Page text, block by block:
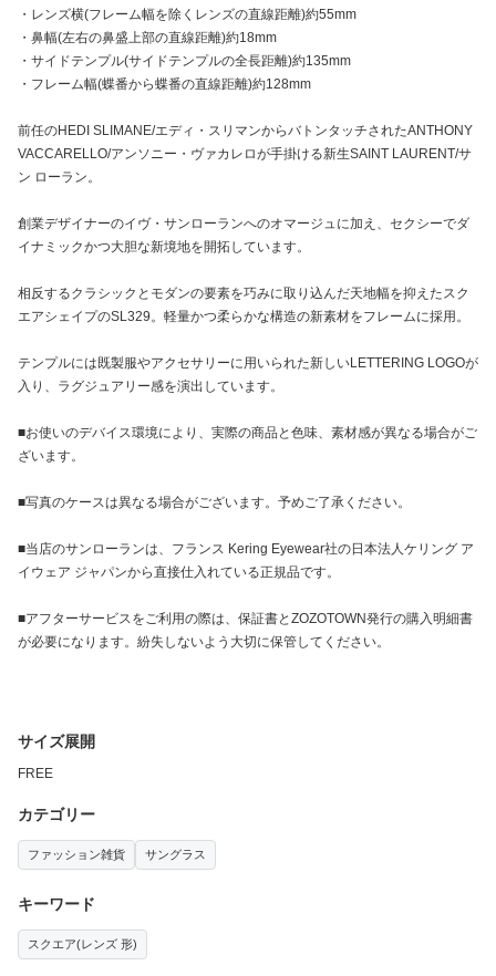
・レンズ横(フレーム幅を除くレンズの直線距離)約55mm
・鼻幅(左右の鼻盛上部の直線距離)約18mm
・サイドテンプル(サイドテンプルの全長距離)約135mm
・フレーム幅(蝶番から蝶番の直線距離)約128mm
前任のHEDI SLIMANE/エディ・スリマンからバトンタッチされたANTHONY
VACCARELLO/アンソニー・ヴァカレロが手掛ける新生SAINT LAURENT/サ
ン ローラン。
創業デザイナーのイヴ・サンローランへのオマージュに加え、セクシーでダ
イナミックかつ大胆な新境地を開拓しています。
相反するクラシックとモダンの要素を巧みに取り込んだ天地幅を抑えたスク
エアシェイプのSL329。軽量かつ柔らかな構造の新素材をフレームに採用。
テンプルには既製服やアクセサリーに用いられた新しいLETTERING LOGOが
入り、ラグジュアリー感を演出しています。
■お使いのデバイス環境により、実際の商品と色味、素材感が異なる場合がご
ざいます。
■写真のケースは異なる場合がございます。予めご了承ください。
■当店のサンローランは、フランス Kering Eyewear社の日本法人ケリング ア
イウェア ジャパンから直接仕入れている正規品です。
■アフターサービスをご利用の際は、保証書とZOZOTOWN発行の購入明細書
が必要になります。紛失しないよう大切に保管してください。
サイズ展開
FREE
カテゴリー
ファッション雑貨 サングラス
キーワード
スクエア(レンズ 形)